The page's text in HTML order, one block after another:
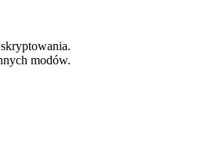
modów.